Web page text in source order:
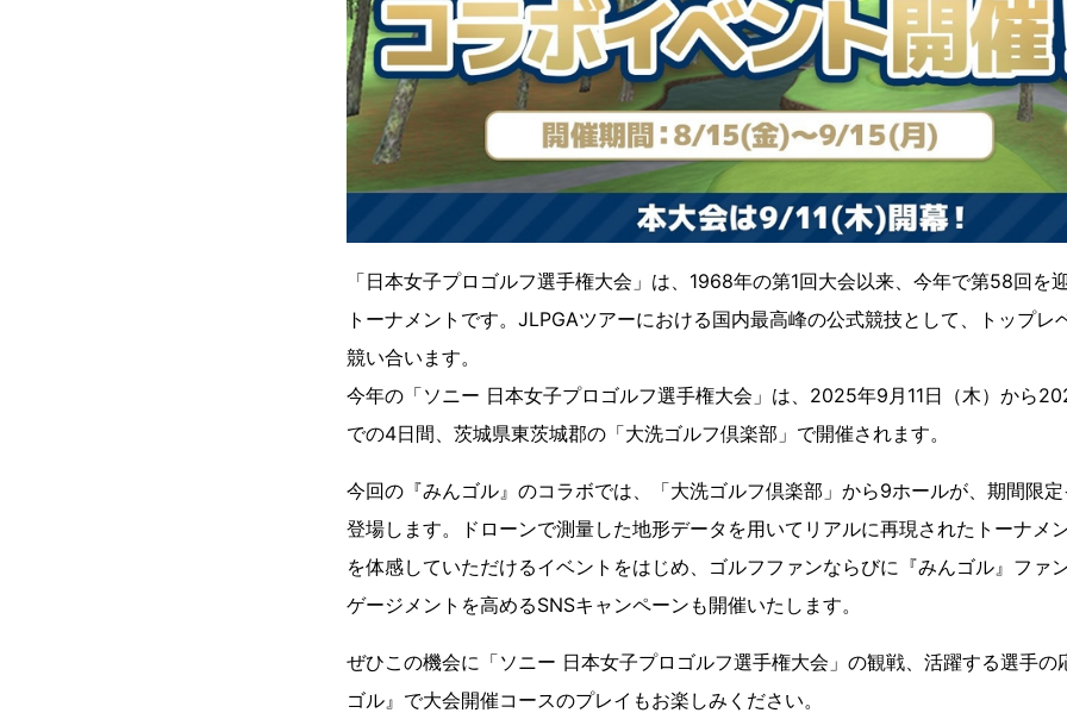
「日本女子プロゴルフ選手権大会」は、1968年の第1回大会以来、今年で第58回を
トーナメントです。JLPGAツアーにおける国内最高峰の公式競技として、トップレ
競い合います。
今年の「ソニー 日本女子プロゴルフ選手権大会」は、2025年9月11日（木）から
での4日間、茨城県東茨城郡の「大洗ゴルフ倶楽部」で開催されます。
今回の『みんゴル』のコラボでは、「大洗ゴルフ倶楽部」から9ホールが、期間限
登場します。ドローンで測量した地形データを用いてリアルに再現されたトーナメ
を体感していただけるイベントをはじめ、ゴルフファンならびに『みんゴル』ファ
ゲージメントを高めるSNSキャンペーンも開催いたします。
ぜひこの機会に「ソニー 日本女子プロゴルフ選手権大会」の観戦、活躍する選手の
ゴル』で大会開催コースのプレイもお楽しみください。